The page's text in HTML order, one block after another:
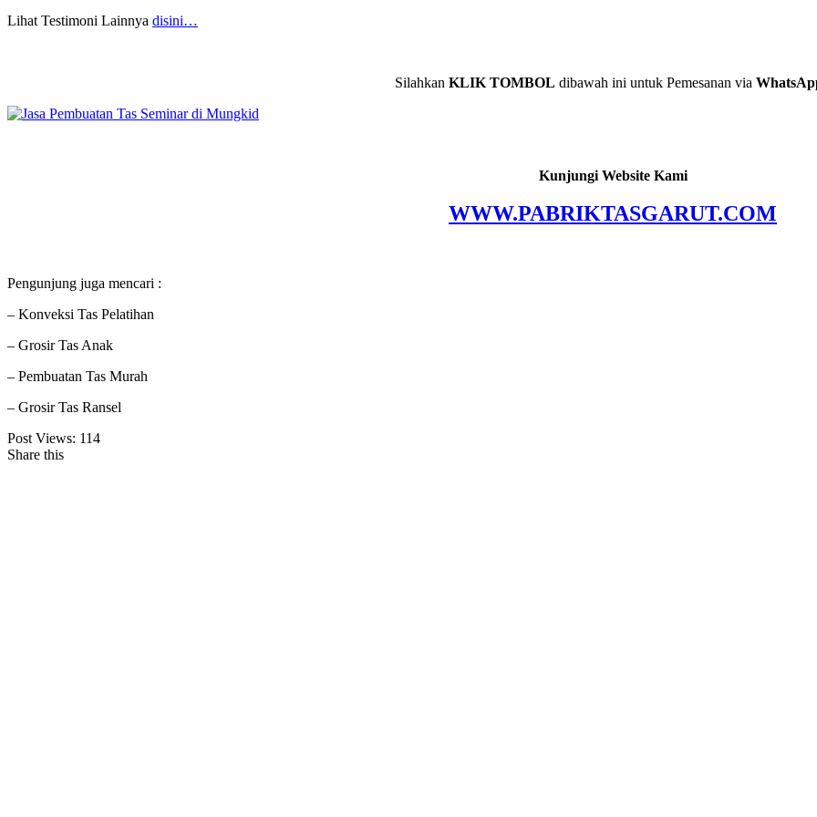
Lihat Testimoni Lainnya disini…
Silahkan KLIK TOMBOL dibawah ini untuk Pemesanan via
Kunjungi Website Kami
WWW.PABRIKTASGARUT.COM
Pengunjung juga mencari :
– Konveksi Tas Pelatihan
– Grosir Tas Anak
– Pembuatan Tas Murah
– Grosir Tas Ransel
Post Views: 114
Share this